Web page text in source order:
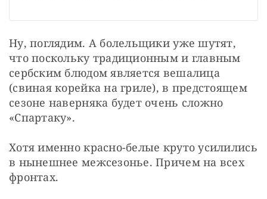
Ну, поглядим. А болельщики уже шутят,
что поскольку традиционным и главным
сербским блюдом является вешалица
(свиная корейка на гриле), в предстоящем
сезоне наверняка будет очень сложно
«Спартаку».
Хотя именно красно-белые круто усилились
в нынешнее межсезонье. Причем на всех
фронтах.